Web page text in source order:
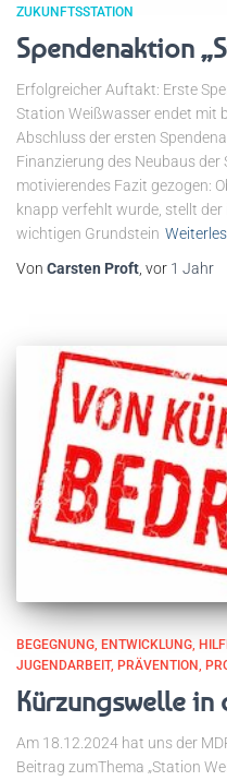
ZUKUNFTSSTATION
Spendenaktion
Erfolgreicher Auftakt: Erste
Station Weißwasser endet mit
Abschluss der ersten
Finanzierung des Neubaus
motivierendes Fazit gezogen:
knapp verfehlt wurde, stellt
wichtigen Grundstein
Von Carsten Proft , vor 1 Jahr
BEGEGNUNG ENTWICKLUNG
JUGENDARBEIT PRÄVENTION
Kürzungswelle
Am 18.12.2024 hat uns der
Beitrag zumThema „Station